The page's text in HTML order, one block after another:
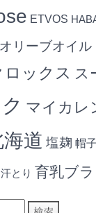
ETVOS
オリーブオイル
ロックス ス
マイカレ
道 塩麹 帽子
汗とり 育乳ブラ